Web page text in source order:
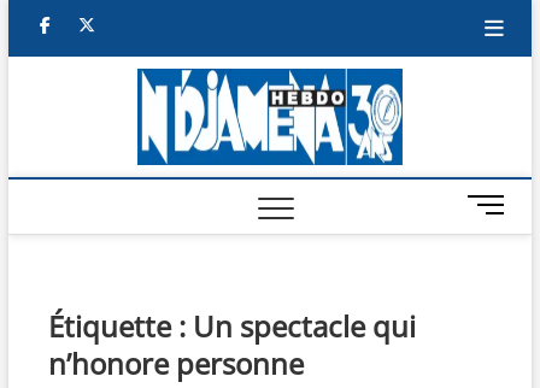
facebook
M
e
Étiquette : Un spectacle qui
n’honore personne